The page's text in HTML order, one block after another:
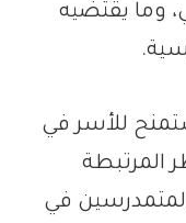
وما يقتضيه
للأسر في
المرتبطة
في